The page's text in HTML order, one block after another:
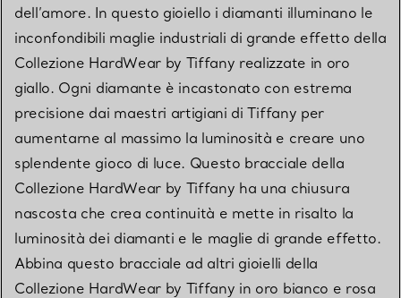
dell’amore. In questo gioiello i diamanti illuminano le
inconfondibili maglie industriali di grande effetto della
Collezione HardWear by Tiffany realizzate in oro
giallo. Ogni diamante è incastonato con estrema
precisione dai maestri artigiani di Tiffany per
aumentarne al massimo la luminosità e creare uno
splendente gioco di luce. Questo bracciale della
Collezione HardWear by Tiffany ha una chiusura
nascosta che crea continuità e mette in risalto la
luminosità dei diamanti e le maglie di grande effetto.
Abbina questo bracciale ad altri gioielli della
Collezione HardWear by Tiffany in oro bianco e rosa